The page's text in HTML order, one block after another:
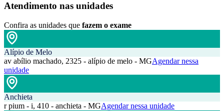
Atendimento nas unidades
Confira as unidades que fazem o exame
Alípio de Melo
av abílio machado, 2325 - alípio de melo - MGAgendar nessa
unidade
Anchieta
r pium - i, 410 - anchieta - MGAgendar nessa unidade